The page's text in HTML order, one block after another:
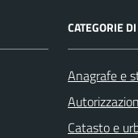
CATEGORIE
Anagrafe e
Catasto e